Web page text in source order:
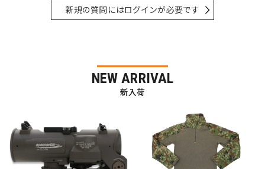
新規の質問にはログインが必要です
NEW ARRIVAL
新入荷